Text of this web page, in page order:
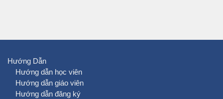
Hướng Dẫn
Hướng dẫn học viên
Hướng dẫn giáo viên
Hướng dẫn đăng ký